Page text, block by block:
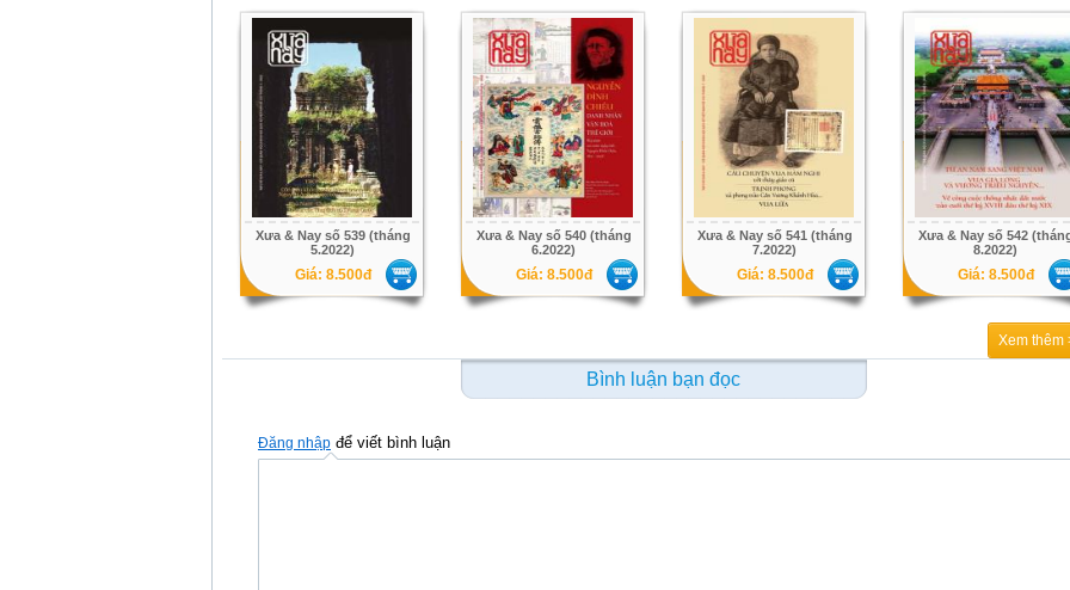
Xưa & Nay số 539 (tháng
5.2022)
Giá: 8.500đ
Xưa & Nay số 540 (tháng
6.2022)
Giá: 8.500đ
Xưa & Nay số 541 (tháng
7.2022)
Giá: 8.500đ
Xưa & Nay số 542
8.2022)
Giá: 8.500đ
Xem thêm
Bình luận bạn đọc
Đăng nhập để viết bình luận